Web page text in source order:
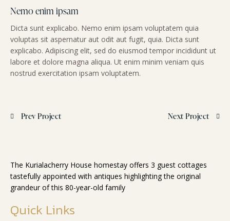
Nemo enim ipsam
Dicta sunt explicabo. Nemo enim ipsam voluptatem quia
voluptas sit aspernatur aut odit aut fugit, quia. Dicta sunt
explicabo. Adipiscing elit, sed do eiusmod tempor incididunt ut
labore et dolore magna aliqua. Ut enim minim veniam quis
nostrud exercitation ipsam voluptatem.
Prev Project Next Project
The Kurialacherry House homestay offers 3 guest cottages
tastefully appointed with antiques highlighting the original
grandeur of this 80-year-old family
Quick Links